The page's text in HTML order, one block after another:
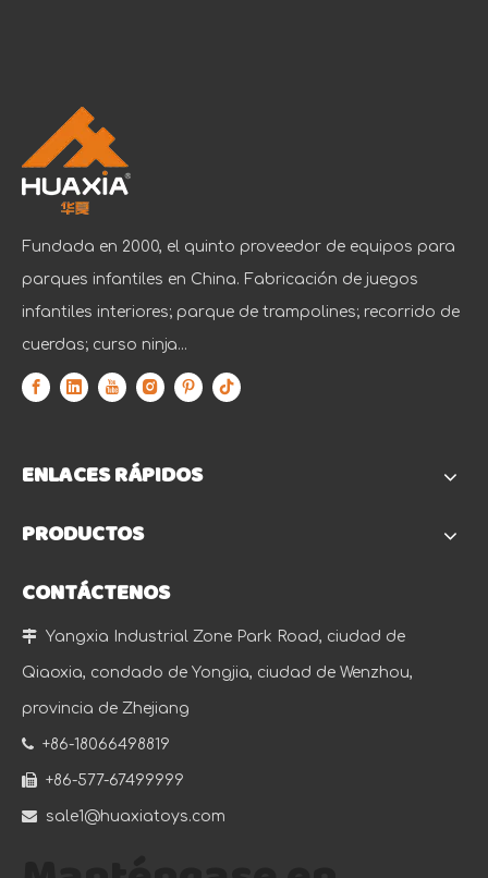
Fundada en 2000, el quinto proveedor de equipos para
parques infantiles en China. Fabricación de juegos
infantiles interiores; parque de trampolines; recorrido de
cuerdas; curso ninja...
ENLACES RÁPIDOS
PRODUCTOS
CONTÁCTENOS
 Yangxia Industrial Zone Park Road, ciudad de
Qiaoxia, condado de Yongjia, ciudad de Wenzhou,
provincia de Zhejiang
 +86-18066498819
 +86-577-67499999
 sale1@huaxiatoys.com